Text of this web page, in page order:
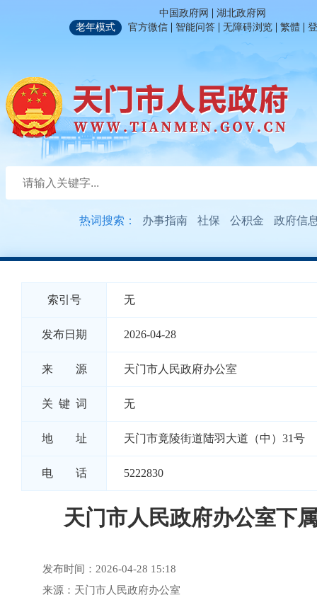
中国政府网 | 湖北政府网
老年模式
官方微信 | 智能问答 | 无障碍浏览 | 繁體 |
热词搜索： 办事指南 社保 公积金 政府信
索引号 无
发布日期 2026-04-28
来 源 天门市人民政府办公室
关 键 词 无
地 址 天门市竟陵街道陆羽大道（中）31号
电 话 5222830
天门市人民政府办公室下
发布时间：2026-04-28 15:18
来源：天门市人民政府办公室